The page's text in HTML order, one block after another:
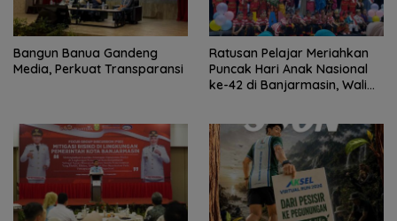
Bangun Banua Gandeng
Media, Perkuat Transparansi
Ratusan Pelajar Meriahkan
Puncak Hari Anak Nasional
ke-42 di Banjarmasin, Wali